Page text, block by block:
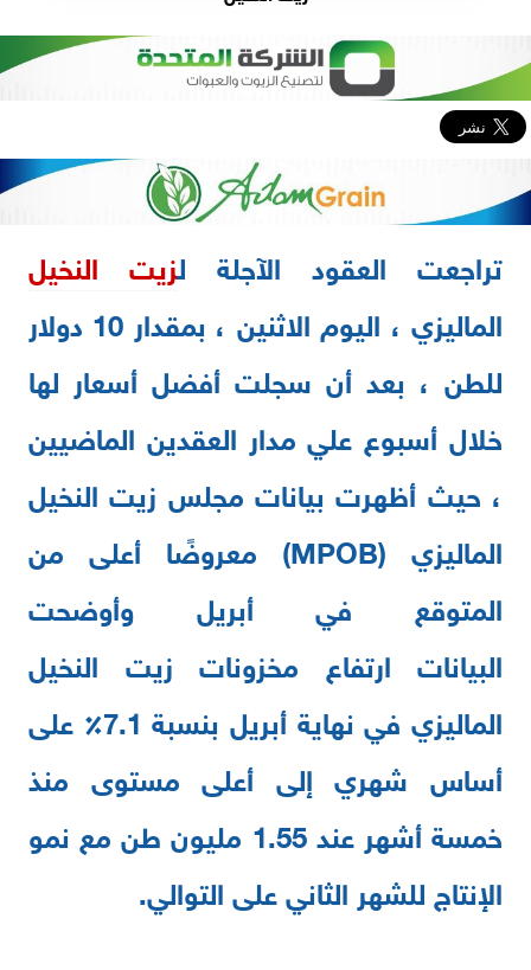
تراجعت العقود الآجلة لزيت النخيل
الماليزي ، اليوم الاثنين ، بمقدار 10 دولار
للطن ، بعد أن سجلت أفضل أسعار لها
خلال أسبوع علي مدار العقدين الماضيين
، حيث أظهرت بيانات مجلس زيت النخيل
الماليزي (MPOB) معروضًا أعلى من
المتوقع في أبريل وأوضحت
البيانات ارتفاع مخزونات زيت النخيل
الماليزي في نهاية أبريل بنسبة 7.1٪ على
أساس شهري إلى أعلى مستوى منذ
خمسة أشهر عند 1.55 مليون طن مع نمو
الإنتاج للشهر الثاني على التوالي.